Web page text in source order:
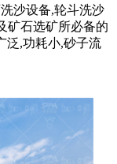
沙设备,轮斗洗沙
矿石选矿所必备的
泛,功耗小,砂子流